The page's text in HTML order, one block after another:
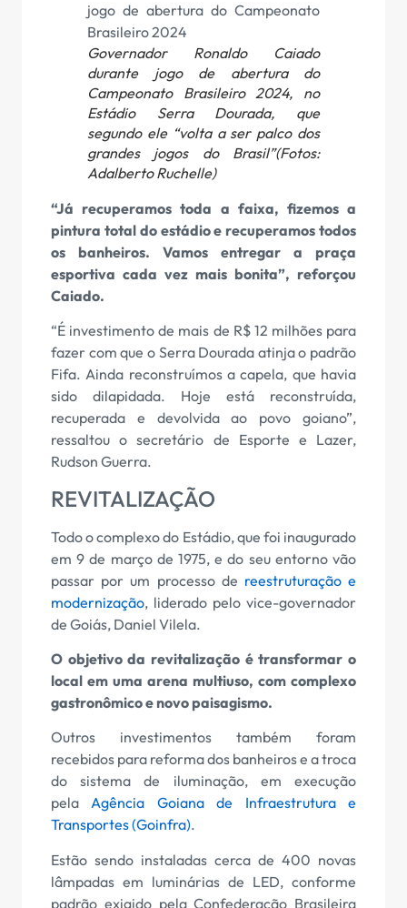
Governador Ronaldo Caiado
durante jogo de abertura do
Campeonato Brasileiro 2024, no
Estádio Serra Dourada, que
segundo ele “volta a ser palco dos
grandes jogos do Brasil”(Fotos:
Adalberto Ruchelle)
“Já recuperamos toda a faixa, fizemos a
pintura total do estádio e recuperamos todos
os banheiros. Vamos entregar a praça
esportiva cada vez mais bonita”, reforçou
Caiado.
“É investimento de mais de R$ 12 milhões para
fazer com que o Serra Dourada atinja o padrão
Fifa. Ainda reconstruímos a capela, que havia
sido dilapidada. Hoje está reconstruída,
recuperada e devolvida ao povo goiano”,
ressaltou o secretário de Esporte e Lazer,
Rudson Guerra.
REVITALIZAÇÃO
Todo o complexo do Estádio, que foi inaugurado
em 9 de março de 1975, e do seu entorno vão
passar por um processo de reestruturação e
modernização, liderado pelo vice-governador
de Goiás, Daniel Vilela.
O objetivo da revitalização é transformar o
local em uma arena multiuso, com complexo
gastronômico e novo paisagismo.
Outros investimentos também foram
recebidos para reforma dos banheiros e a troca
do sistema de iluminação, em execução
pelaAgência Goiana de Infraestrutura e
Transportes (Goinfra).
Estão sendo instaladas cerca de 400 novas
lâmpadas em luminárias de LED, conforme
padrão exigido pela Confederação Brasileira